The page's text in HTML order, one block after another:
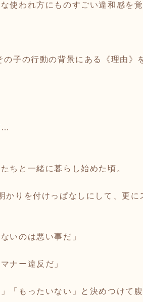
使われ方にものすごい違和感を
子の行動の背景にある《理由》
…
ちと一緒に暮らし始めた頃。
かりを付けっぱなしにして、更
いのは悪い事だ」
ナー違反だ」
「もったいない」と決めつけて